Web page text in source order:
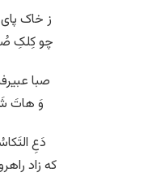
ز خاک
چو کِلکِ
صبا
وَ هاتَ
دَعِ
که زاد